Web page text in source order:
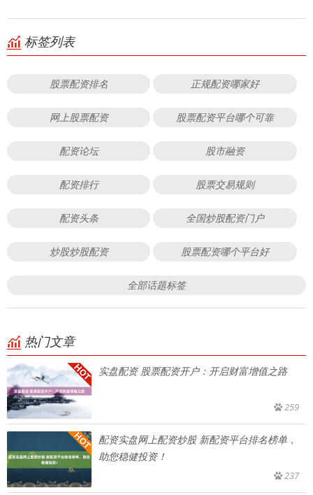
标签列表
股票配资排名 正规配资哪家好
网上股票配资 股票配资平台哪个可靠
配资论坛 股市融资
配资排行 股票交易规则
配资头条 全国炒股配资门户
炒股炒股配资 股票配资哪个平台好
全部话题标签
热门文章
实盘配资 股票配资开户：开启财富增值之路
259
配资实盘网上配资炒股 新配资平台排名榜单，
助您稳健投资！
237